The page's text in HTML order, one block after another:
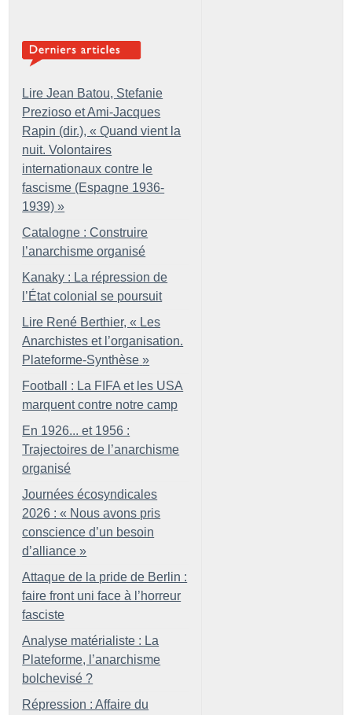
Lire Jean Batou, Stefanie
Prezioso et Ami-Jacques
Rapin (dir.), « Quand vient la
nuit. Volontaires
internationaux contre le
fascisme (Espagne 1936-
1939) »
Catalogne : Construire
l’anarchisme organisé
Kanaky : La répression de
l’État colonial se poursuit
Lire René Berthier, « Les
Anarchistes et l’organisation.
Plateforme-Synthèse »
Football : La FIFA et les USA
marquent contre notre camp
En 1926... et 1956 :
Trajectoires de l’anarchisme
organisé
Journées écosyndicales
2026 : « Nous avons pris
conscience d’un besoin
d’alliance »
Attaque de la pride de Berlin :
faire front uni face à l’horreur
fasciste
Analyse matérialiste : La
Plateforme, l’anarchisme
bolchevisé ?
Répression : Affaire du